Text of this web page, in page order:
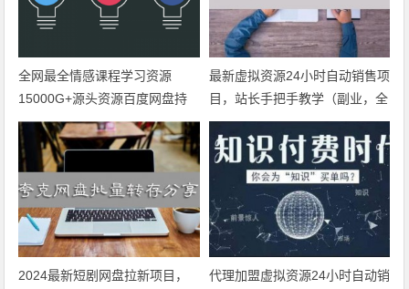
全网最全情感课程学习资源
15000G+源头资源百度网盘持
续更新
最新虚拟资源24小时自动销售项
目，站长手把手教学（副业，全
职均可）
2024最新短剧网盘拉新项目，
代理加盟虚拟资源24小时自动销